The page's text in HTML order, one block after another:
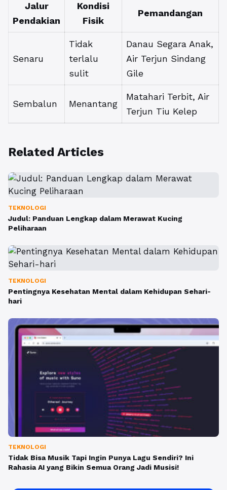
Jalur
Pendakian
Kondisi
Fisik
Pemandangan
Senaru
Tidak
terlalu
sulit
Danau Segara Anak,
Air Terjun Sindang
Gile
Sembalun Menantang
Matahari Terbit, Air
Terjun Tiu Kelep
Related Articles
TEKNOLOGI
Judul: Panduan Lengkap dalam Merawat Kucing
Peliharaan
TEKNOLOGI
Pentingnya Kesehatan Mental dalam Kehidupan Sehari-
hari
TEKNOLOGI
Tidak Bisa Musik Tapi Ingin Punya Lagu Sendiri? Ini
Rahasia AI yang Bikin Semua Orang Jadi Musisi!